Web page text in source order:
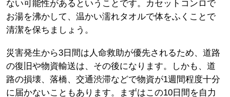
ない可能性があるということです。カセットコンロで
お湯を沸かして、温かい濡れタオルで体をふくことで
清潔を保ちましょう。
災害発生から3日間は人命救助が優先されるため、道路
の復旧や物資輸送は、その後になります。しかも、道
路の損壊、落橋、交通渋滞などで物資が1週間程度十分
に届かないこともあります。まずはこの10日間を自力